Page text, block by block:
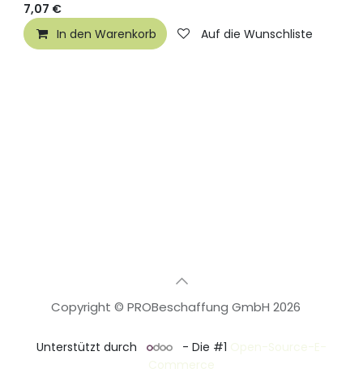
7,07 €
In den Warenkorb
Auf die Wunschliste
Copyright © PROBeschaffung GmbH 2026
Unterstützt durch - Die #1 Open-Source-E-
Commerce